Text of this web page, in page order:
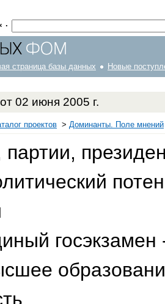
·
страница базы данных Новые
02 июня 2005 г.
проектов > Доминанты. Поле мнений
партии,
госэкзамен